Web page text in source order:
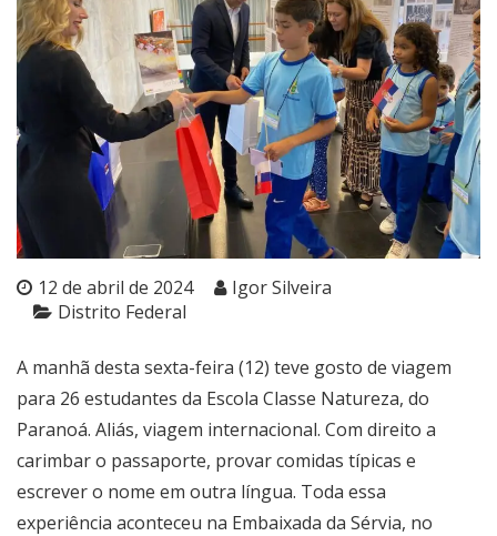
12 de abril de 2024
Igor Silveira
Distrito Federal
A manhã desta sexta-feira (12) teve gosto de viagem
para 26 estudantes da Escola Classe Natureza, do
Paranoá. Aliás, viagem internacional. Com direito a
carimbar o passaporte, provar comidas típicas e
escrever o nome em outra língua. Toda essa
experiência aconteceu na Embaixada da Sérvia, no